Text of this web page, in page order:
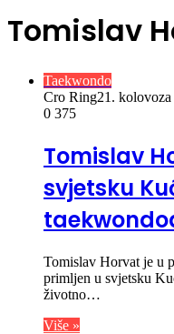
Tomislav
Taekwondo
Cro Ring21. kolovoza
0 375
Tomislav
svjetsku
Tomislav Horvat je u
primljen u svjetsku
životno…
Više »